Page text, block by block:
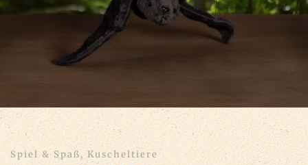
Spiel & Spaß, Kuscheltiere